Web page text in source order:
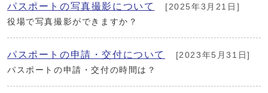
パスポートの写真撮影について
[2025年3月21日]
役場で写真撮影ができますか？
パスポートの申請・交付について
[2023年5月31日]
パスポートの申請・交付の時間は？